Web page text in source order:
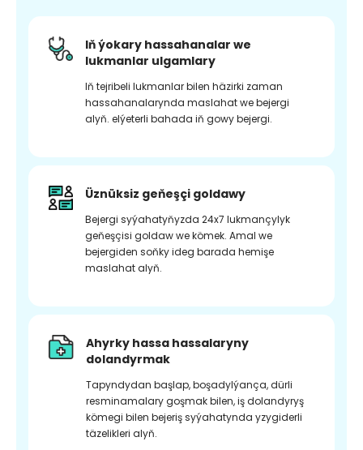
Iň ýokary hassahanalar we
lukmanlar ulgamlary
Iň tejribeli lukmanlar bilen häzirki zaman
hassahanalarynda maslahat we bejergi
alyň. elýeterli bahada iň gowy bejergi.
Üznüksiz geňeşçi goldawy
Bejergi syýahatyňyzda 24x7 lukmançylyk
geňeşçisi goldaw we kömek. Amal we
bejergiden soňky ideg barada hemişe
maslahat alyň.
Ahyrky hassa hassalaryny
dolandyrmak
Tapyndydan başlap, boşadylýança, dürli
resminamalary goşmak bilen, iş dolandyryş
kömegi bilen bejeriş syýahatynda yzygiderli
täzelikleri alyň.